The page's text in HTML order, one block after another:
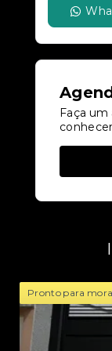
Faça
Pronto para